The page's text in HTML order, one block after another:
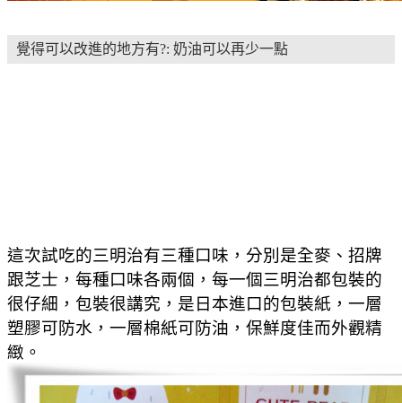
覺得可以改進的地方有?: 奶油可以再少一點
這次試吃的三明治有三種口味，分別是全麥、招牌
跟芝士，每種口味各兩個，每一個三明治都包裝的
很仔細，包裝很講究，是日本進口的包裝紙，一層
塑膠可防水，一層棉紙可防油，保鮮度佳而外觀精
緻。